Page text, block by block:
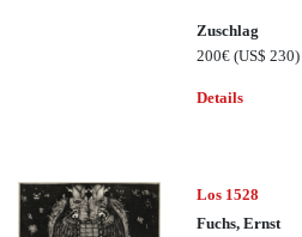
Zuschlag
200€(US$ 230)
Details
Los 1528
Fuchs, Ernst